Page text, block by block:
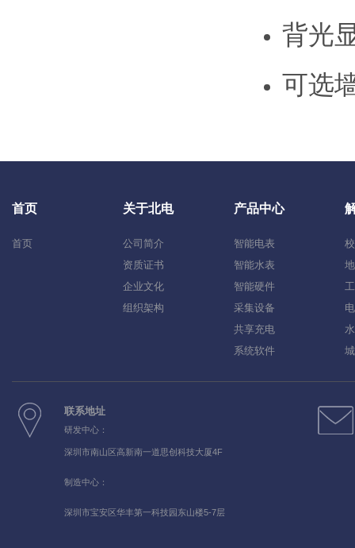
背光
可选
首页
首页
关于北电
公司简介
资质证书
企业文化
组织架构
产品中心
智能电表
智能水表
智能硬件
采集设备
共享充电
系统软件
联系地址
研发中心：
深圳市南山区高新南一道思创科技大厦4F
制造中心：
深圳市宝安区华丰第一科技园东山楼5-7层